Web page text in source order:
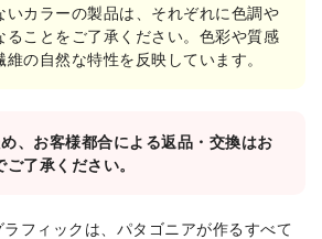
いカラーの製品は、それぞれに色調や
ることをご了承ください。色彩や質感
の自然な特性を反映しています。
、お客様都合による返品・交換はお
了承ください。
フィックは、パタゴニアが作るすべて